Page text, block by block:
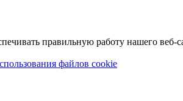
правильную работу нашего веб-
файлов cookie